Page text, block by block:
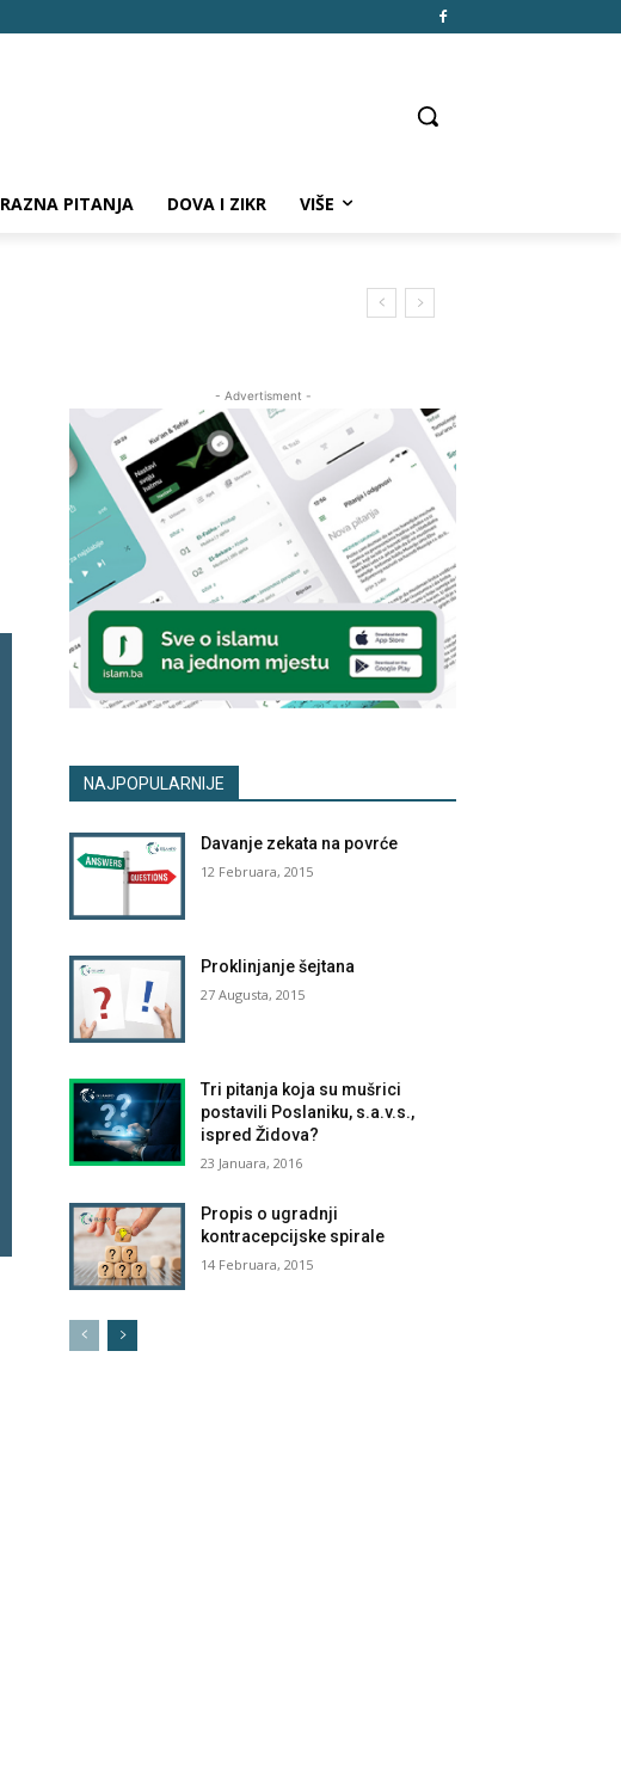
RAZNA PITANJA DOVA I ZIKR VIŠE
- Advertisment -
NAJPOPULARNIJE
Davanje zekata na povrće
12 Februara, 2015
Proklinjanje šejtana
27 Augusta, 2015
Tri pitanja koja su mušrici
postavili Poslaniku, s.a.v.s.,
ispred Židova?
23 Januara, 2016
Propis o ugradnji
kontracepcijske spirale
14 Februara, 2015